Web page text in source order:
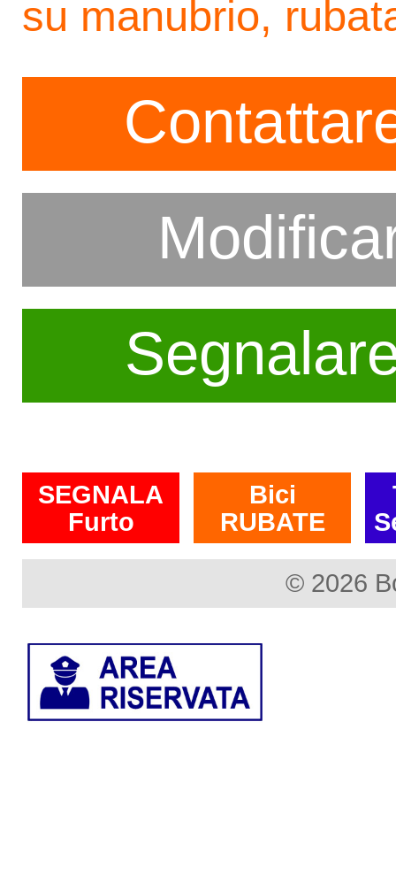
su manubrio,
SEGNALA
Furto
Bici
RUBATE
© 2026